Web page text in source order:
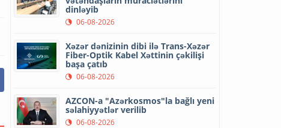
dinləyib
06-08-2026
Xəzər dənizinin dibi ilə Trans-Xəzər
Fiber-Optik Kabel Xəttinin çəkilişi
başa çatıb
06-08-2026
AZCON-a "Azərkosmos"la bağlı yeni
səlahiyyətlər verilib
06-08-2026